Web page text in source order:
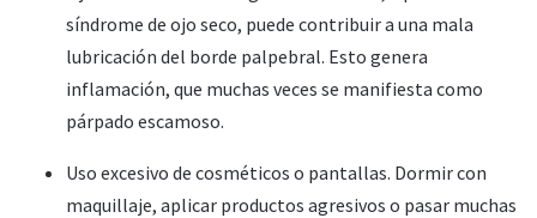
síndrome de ojo seco, puede contribuir a una mala
lubricación del borde palpebral. Esto genera
inflamación, que muchas veces se manifiesta como
párpado escamoso.
Uso excesivo de cosméticos o pantallas. Dormir con
maquillaje, aplicar productos agresivos o pasar muchas